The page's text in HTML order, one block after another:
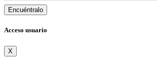
Encuéntralo
Acceso usuario
X